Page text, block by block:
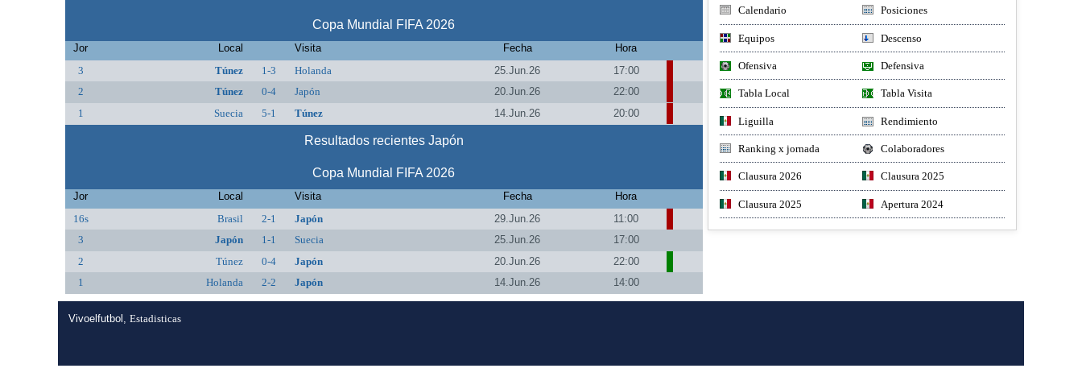
Copa Mundial FIFA 2026
Jor Local Visita Fecha
Hora
3
Túnez 1-3 Holanda 25.Jun.26
17:00
2
Túnez 0-4 Japón 20.Jun.26
22:00
1
Suecia 5-1 Túnez 14.Jun.26 20:00
Resultados recientes Japón
Copa Mundial FIFA 2026
Jor Local Visita Fecha
Hora
16s
Brasil 2-1 Japón 29.Jun.26
11:00
3
Japón 1-1 Suecia 25.Jun.26
17:00
2
Túnez 0-4 Japón 20.Jun.26
22:00
1
Holanda 2-2 Japón 14.Jun.26 14:00
Calendario Posiciones
Equipos Descenso
Ofensiva Defensiva
Tabla Local Tabla Visita
Liguilla Rendimiento
Ranking x jornada Colaboradores
Clausura 2026 Clausura 2025
Clausura 2025 Apertura 2024
Vivoelfutbol,Estadisticas